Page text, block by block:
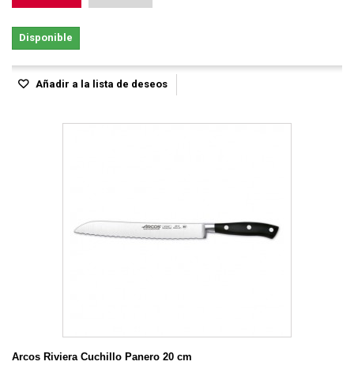
Disponible
Añadir a la lista de deseos
Arcos Riviera Cuchillo Panero 20 cm